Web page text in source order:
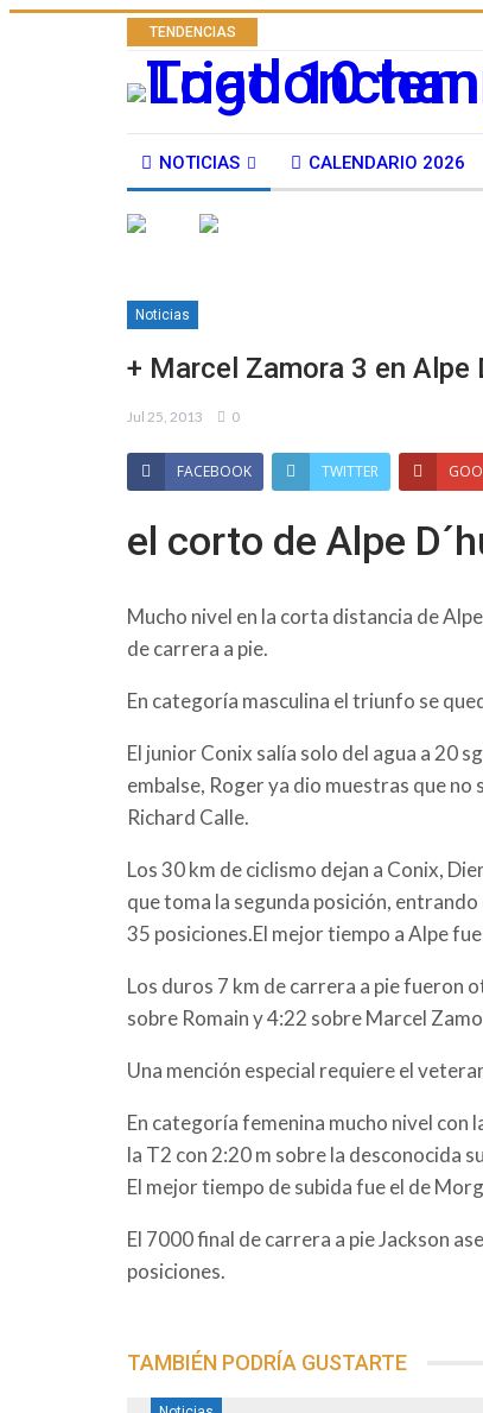
TENDENCIAS
NOTICIAS CALENDARIO 2026
Noticias
+ Marcel Zamora 3 en Alpe
Jul 25, 2013 0
FACEBOOK TWITTER
el corto de Alpe
Mucho nivel en la corta distancia de
de carrera a pie.
En categoría masculina el triunfo se
El junior Conix salía solo del agua a 20
embalse, Roger ya dio muestras que no
Richard Calle.
Los 30 km de ciclismo dejan a Conix,
que toma la segunda posición,
35 posiciones.El mejor tiempo a Alpe
Los duros 7 km de carrera a pie fueron
sobre Romain y 4:22 sobre Marcel
Una mención especial requiere el
En categoría femenina mucho nivel con
la T2 con 2:20 m sobre la desconocida
El mejor tiempo de subida fue el de
El 7000 final de carrera a pie Jackson
posiciones.
TAMBIÉN PODRÍA GUSTARTE